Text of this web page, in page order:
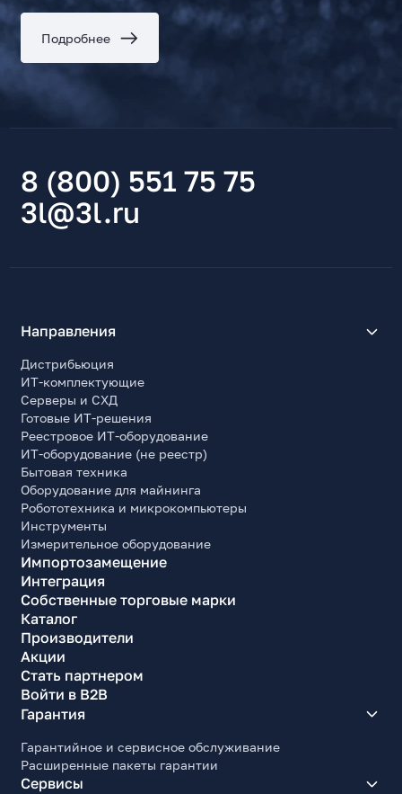
Подробнее
8 (800) 551 75 75
3l@3l.ru
Направления
Дистрибьюция
ИТ-комплектующие
Серверы и СХД
Готовые ИТ-решения
Реестровое ИТ-оборудование
ИТ-оборудование (не реестр)
Бытовая техника
Оборудование для майнинга
Робототехника и микрокомпьютеры
Инструменты
Измерительное оборудование
Импортозамещение
Интеграция
Собственные торговые марки
Каталог
Производители
Акции
Стать партнером
Войти в B2B
Гарантия
Гарантийное и сервисное обслуживание
Расширенные пакеты гарантии
Сервисы